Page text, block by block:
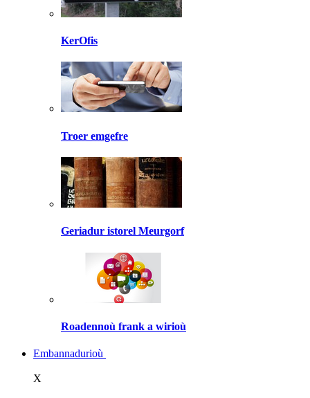
KerOfis
Troer emgefre
Geriadur istorel Meurgorf
Roadennoù frank a wirioù
Embannadurioù
X